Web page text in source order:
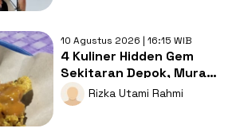
10 Agustus 2026 | 16:15 WIB
4 Kuliner Hidden Gem
Sekitaran Depok, Murah,
Enak, dan Bikin Ketagihan
Rizka Utami Rahmi